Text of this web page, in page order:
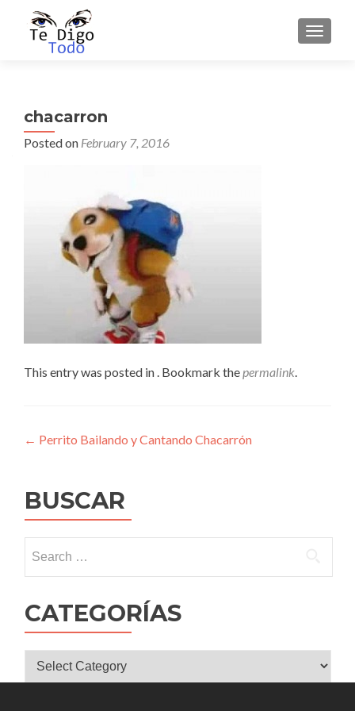
chacarron
Posted on February 7, 2016
This entry was posted in . Bookmark thepermalink.
Post
← Perrito Bailando y Cantando Chacarrón
BUSCAR
for:
CATEGORÍAS
CATEGORÍAS